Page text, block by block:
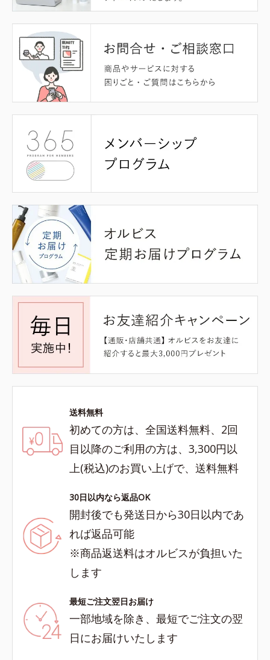
送料無料
初めての方は、全国送料無料、2回
目以降のご利用の方は、3,300円以
上(税込)のお買い上げで、送料無料
30日以内なら返品OK
開封後でも発送日から30日以内であ
れば返品可能
※商品返送料はオルビスが負担いた
します
最短ご注文翌日お届け
一部地域を除き、最短でご注文の翌
日にお届けいたします